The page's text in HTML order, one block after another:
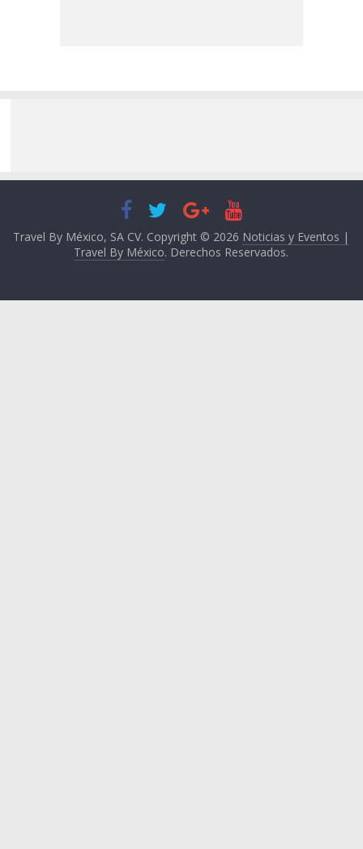
Travel By México, SA CV. Copyright © 2026 Noticias y Eventos |
Travel By México. Derechos Reservados.